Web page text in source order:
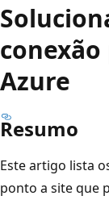
Azure
Resumo
Este artigo lista
ponto a site que